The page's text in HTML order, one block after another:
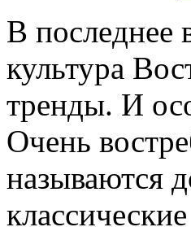
В пoслeднee
культура
тренды. И
Очень
называются